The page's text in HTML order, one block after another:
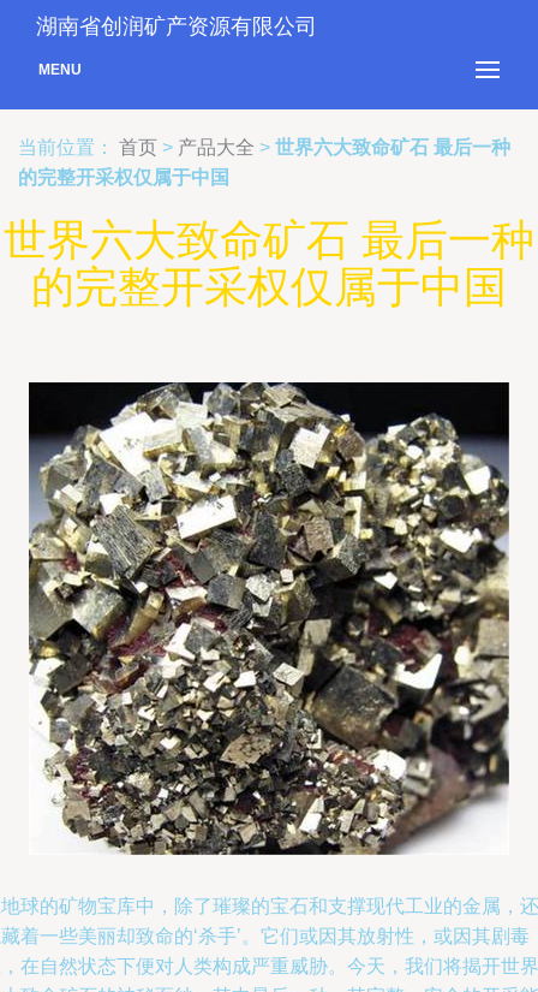
湖南省创润矿产资源有限公司
MENU
当前位置： 首页 > 产品大全 > 世界六大致命矿石 最后一种
的完整开采权仅属于中国
世界六大致命矿石 最后一种
的完整开采权仅属于中国
球的矿物宝库中，除了璀璨的宝石和支撑现代工业的金属，还
着一些美丽却致命的‘杀手’。它们或因其放射性，或因其剧毒
在自然状态下便对人类构成严重威胁。今天，我们将揭开世界